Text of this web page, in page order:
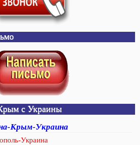
с Украины
Крым-Украина
Украина